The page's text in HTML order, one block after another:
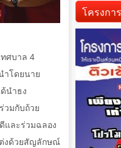
ศบาล 4
ำโดยนาย
นำธง
วมกับถ้วย
และร่วมฉลอง
งด้วยสัญลักษณ์
โครงกา